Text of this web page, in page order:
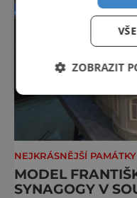
NEJKRÁSNĚJŠÍ PAMÁTKY
MODEL
SYNAGOGY V
ZOBRAZIT